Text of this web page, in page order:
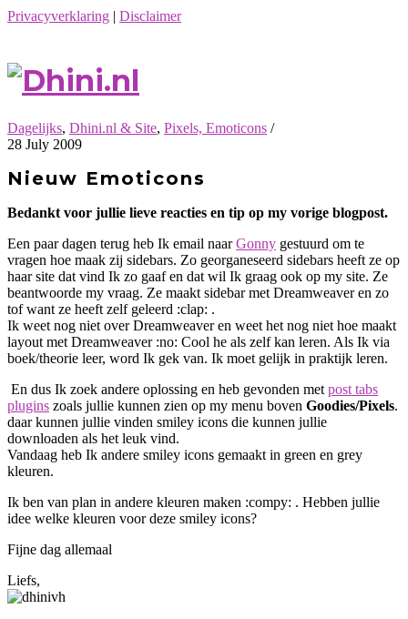
Privacyverklaring | Disclaimer
Dagelijks, Dhini.nl & Site, Pixels, Emoticons /
28 July 2009
Nieuw Emoticons
Bedankt voor jullie lieve reacties en tip op my vorige blogpost.
Een paar dagen terug heb Ik email naarGonny gestuurd om te
vragen hoe maak zij sidebars. Zo georganeseerd sidebars heeft ze op
haar site dat vind Ik zo gaaf en dat wil Ik graag ook op my site. Ze
beantwoorde my vraag. Ze maakt sidebar met Dreamweaver en zo
tof want ze heeft zelf geleerd :clap: .
Ik weet nog niet over Dreamweaver en weet het nog niet hoe maakt
layout met Dreamweaver :no: Cool he als zelf kan leren. Als Ik via
boek/theorie leer, word Ik gek van. Ik moet gelijk in praktijk leren.
En dus Ik zoek andere oplossing en heb gevonden met post tabs
plugins zoals jullie kunnen zien op my menu boven Goodies/Pixels.
daar kunnen jullie vinden smiley icons die kunnen jullie
downloaden als het leuk vind.
Vandaag heb Ik andere smiley icons gemaakt in green en grey
kleuren.
Ik ben van plan in andere kleuren maken :compy: . Hebben jullie
idee welke kleuren voor deze smiley icons?
Fijne dag allemaal
Liefs,